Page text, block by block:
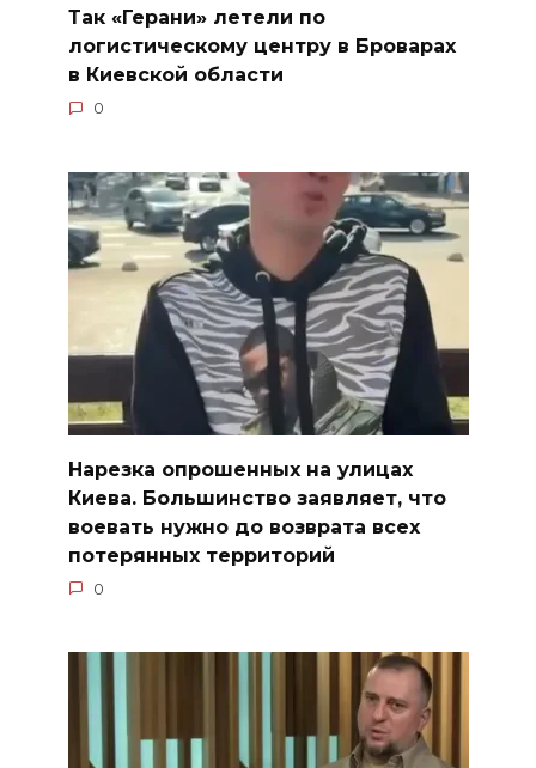
Так «Герани» летели по
логистическому центру в Броварах
в Киевской области
0
Нарезка опрошенных на улицах
Киева. Большинство заявляет, что
воевать нужно до возврата всех
потерянных территорий
0